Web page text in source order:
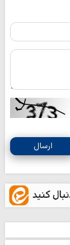
ارسال